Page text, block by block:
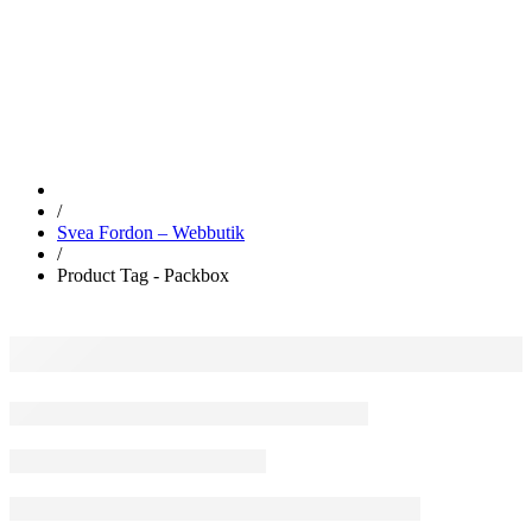
/
Svea Fordon – Webbutik
/
Product Tag - Packbox